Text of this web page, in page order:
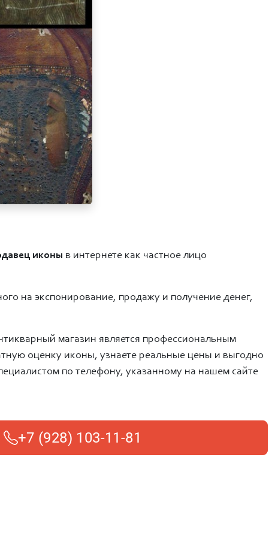
иконы в интернете как частное лицо
на экспонирование, продажу и получение денег,
магазин является профессиональным
оценку иконы, узнаете реальные цены и выгодно
по телефону, указанному на нашем сайте
+7 (928) 103-11-81